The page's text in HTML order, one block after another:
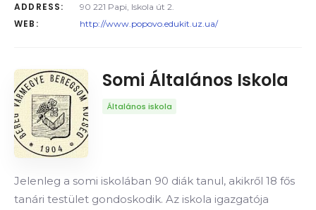
ADDRESS: 90 221 Papi, Iskola út 2.
WEB: http://www.popovo.edukit.uz.ua/
Somi Általános Iskola
Általános iskola
Jelenleg a somi iskolában 90 diák tanul, akikről 18 fős
tanári testület gondoskodik. Az iskola igazgatója